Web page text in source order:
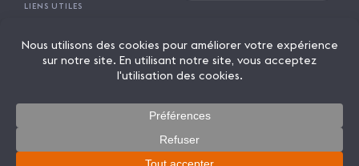
LIENS UTILES
Trouver une agence
Parrainage
Rejoindre Avisofi
Candidature spontanée
Licence de marque
Lexique
Mentions légales
Politique de confidentialité
© 2026 AVISOFI
Un crédit vous engage et doit être remboursé. Vérifiez vos